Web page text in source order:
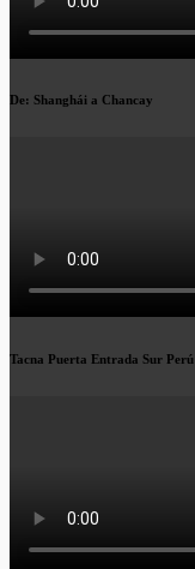
De: Shanghái a Chancay
Tacna Puerta Entrada Sur Perú